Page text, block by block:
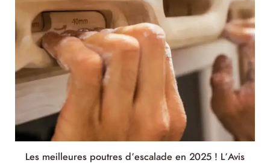
Les meilleures poutres d’escalade en 2025 ! L’Avis